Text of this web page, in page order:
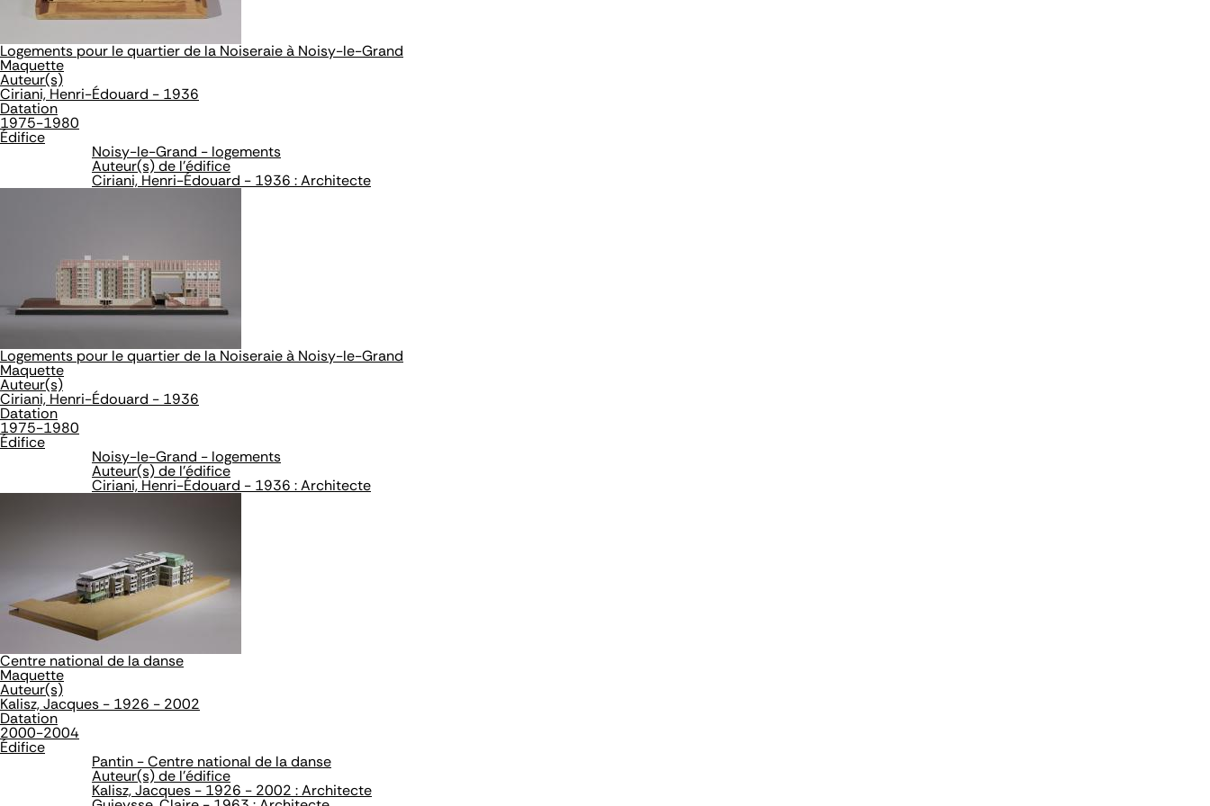
Logements pour le quartier de la Noiseraie à Noisy-le-Grand
Maquette
Auteur(s)
Ciriani, Henri-Édouard - 1936
Datation
1975-1980
Édifice
Noisy-le-Grand - logements
Auteur(s) de l'édifice
Ciriani, Henri-Édouard - 1936 : Architecte
Logements pour le quartier de la Noiseraie à Noisy-le-Grand
Maquette
Auteur(s)
Ciriani, Henri-Édouard - 1936
Datation
1975-1980
Édifice
Noisy-le-Grand - logements
Auteur(s) de l'édifice
Ciriani, Henri-Édouard - 1936 : Architecte
Centre national de la danse
Maquette
Auteur(s)
Kalisz, Jacques - 1926 - 2002
Datation
2000-2004
Édifice
Pantin - Centre national de la danse
Auteur(s) de l'édifice
Kalisz, Jacques - 1926 - 2002 : Architecte